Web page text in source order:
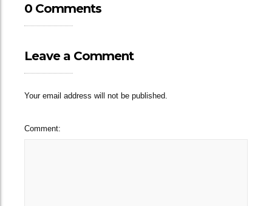
0 Comments
Leave a Comment
Your email address will not be published.
Comment: